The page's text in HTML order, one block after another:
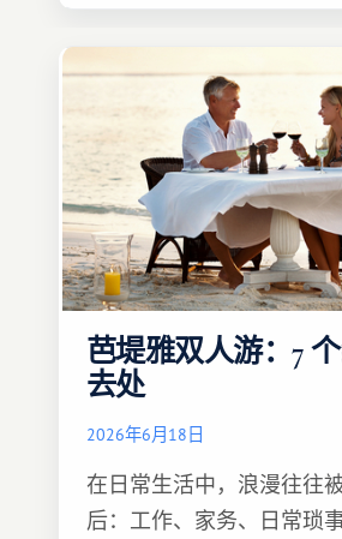
芭堤雅双人游：7
去处
2026年6月18日
在日常生活中，浪漫往往
后：工作、家务、日常琐